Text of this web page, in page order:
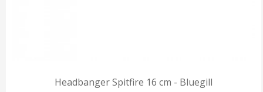
Headbanger Spitfire 16 cm - Bluegill